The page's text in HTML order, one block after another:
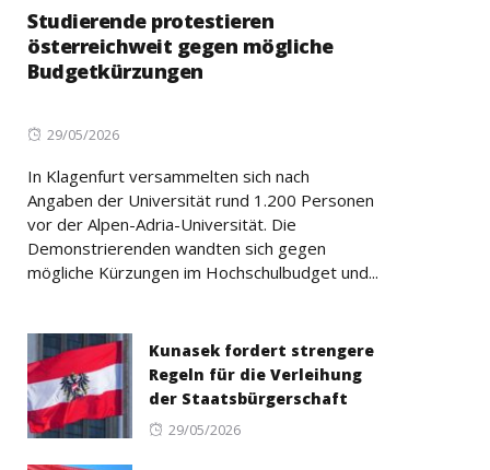
Studierende protestieren
österreichweit gegen mögliche
Budgetkürzungen
Posted
29/05/2026
In Klagenfurt versammelten sich nach
Angaben der Universität rund 1.200 Personen
vor der Alpen-Adria-Universität. Die
Demonstrierenden wandten sich gegen
mögliche Kürzungen im Hochschulbudget und...
Kunasek fordert strengere
Regeln für die Verleihung
der Staatsbürgerschaft
Posted
29/05/2026